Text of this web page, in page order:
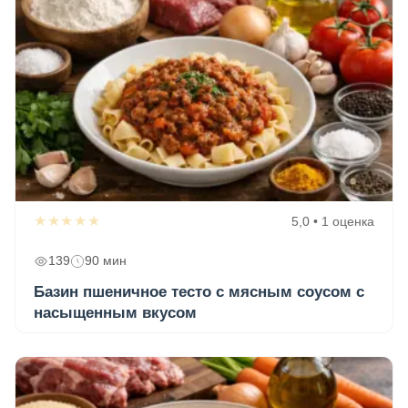
★★★★★ 5,0 • 1 оценка
139 90 мин
Базин пшеничное тесто с мясным соусом с
насыщенным вкусом